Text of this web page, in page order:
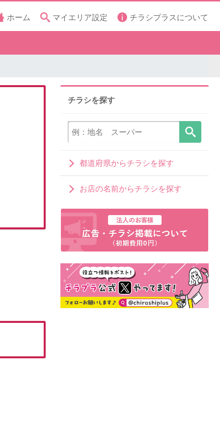
ホーム マイエリア設定 チラシプラスについて
チラシを探す
都道府県からチラシを探す
お店の名前からチラシを探す